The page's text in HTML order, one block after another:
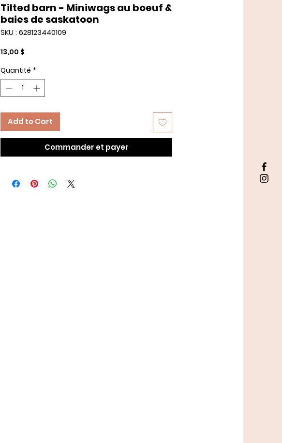
Tilted barn - Miniwags au boeuf &
baies de saskatoon
SKU : 628123440109
13,00 $
Quantité *
Add to Cart
Commander et payer